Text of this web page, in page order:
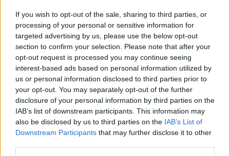
If you wish to opt-out of the sale, sharing to third parties, or
processing of your personal or sensitive information for
targeted advertising by us, please use the below opt-out
section to confirm your selection. Please note that after your
opt-out request is processed you may continue seeing
interest-based ads based on personal information utilized by
us or personal information disclosed to third parties prior to
your opt-out. You may separately opt-out of the further
disclosure of your personal information by third parties on the
IAB’s list of downstream participants. This information may
also be disclosed by us to third parties on the IAB’s List of
Downstream Participants that may further disclose it to other
βάλετε σε οποιαδήποτε αυτόματη μηχανή
είσπραξης, σε οποιαδήποτε τράπεζα του κόσμου,
θα σας συνέδεε αυτόματα με τον υπερυπολογιστή
της Ευρώπης και τα τρία πρώτα ψηφία που θα
ενεργοποιήσουν την κάρτα σας είναι ο αριθμός
666».